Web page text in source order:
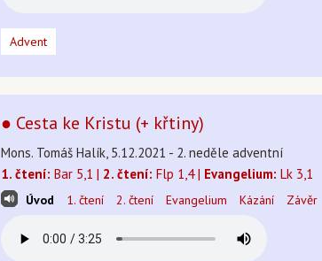
Advent
● Cesta ke Kristu (+ křtiny)
Mons. Tomáš Halík, 5.12.2021 - 2. neděle adventní
1. čtení: Bar 5,1 | 2. čtení: Flp 1,4 | Evangelium: Lk 3,1
Úvod 1. čtení 2. čtení Evangelium Kázání Závěr